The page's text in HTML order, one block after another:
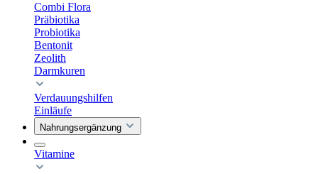
Combi Flora
Präbiotika
Probiotika
Bentonit
Zeolith
Darmkuren
Verdauungshilfen
Einläufe
Nahrungsergänzung
Vitamine